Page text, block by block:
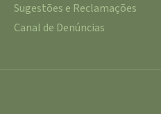
Sugestões e Reclamações
Canal de Denúncias